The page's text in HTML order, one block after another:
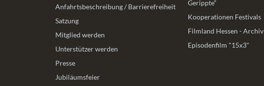
Anfahrtsbeschreibung / Barrierefreiheit
Satzung
Mitglied werden
Unterstützer werden
Presse
Jubiläumsfeier
Gerippte“
Kooperationen Festivals
Filmland Hessen - Archiv
Episodenfilm "15x3"